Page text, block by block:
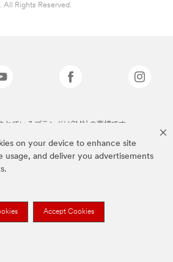
on your device to enhance site
usage, and deliver you advertisements
Accept Cookies
Rights Reserved.
れているブランドは3M社の商標です。